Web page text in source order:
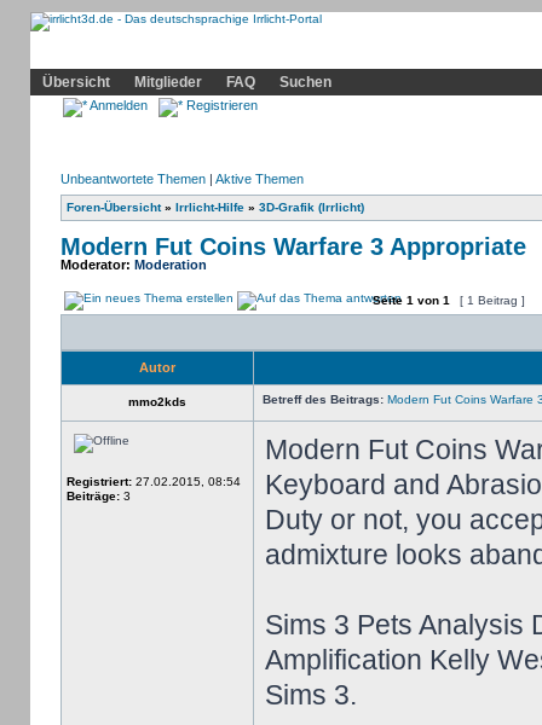
Übersicht
Mitglieder FAQ Suchen
Anmelden Registrieren
Unbeantwortete Themen| Aktive Themen
Foren-Übersicht» Irrlicht-Hilfe» 3D-Grafik (Irrlicht)
Modern Fut Coins Warfare 3 Appropriate
Moderator: Moderation
Seite 1 von 1 [ 1 Beitrag ]
Autor
mmo2kds Betreff des Beitrags: Modern Fut Coins Warfare
Registriert:27.02.2015, 08:54
Beiträge:3
Modern Fut Coins
Keyboard and
Duty or not, you
admixture looks
Sims 3 Pets Analysis
Amplification Kelly
Sims 3.